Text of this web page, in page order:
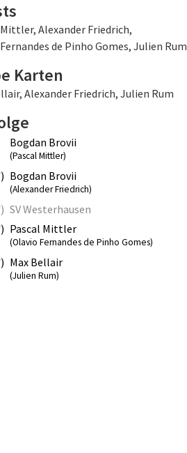
Mittler, Alexander Friedrich,
de Pinho Gomes, Julien Rum
Karten
, Alexander Friedrich, Julien Rum
Bogdan Brovii
(Pascal Mittler)
Bogdan Brovii
(Alexander Friedrich)
SV Westerhausen
Pascal Mittler
(Olavio Fernandes de Pinho Gomes)
Max Bellair
(Julien Rum)